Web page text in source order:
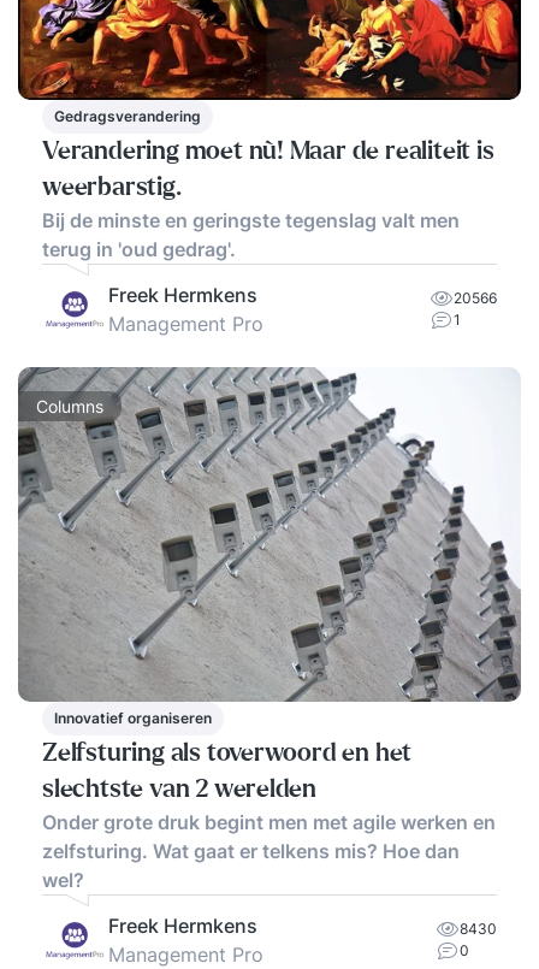
Gedragsverandering
Verandering moet nù! Maar de realiteit is
weerbarstig.
Bij de minste en geringste tegenslag valt men
terug in 'oud gedrag'.
Freek Hermkens
Management Pro
20566
1
Columns
Innovatief organiseren
Zelfsturing als toverwoord en het
slechtste van 2 werelden
Onder grote druk begint men met agile werken en
zelfsturing. Wat gaat er telkens mis? Hoe dan
wel?
Freek Hermkens
Management Pro
8430
0